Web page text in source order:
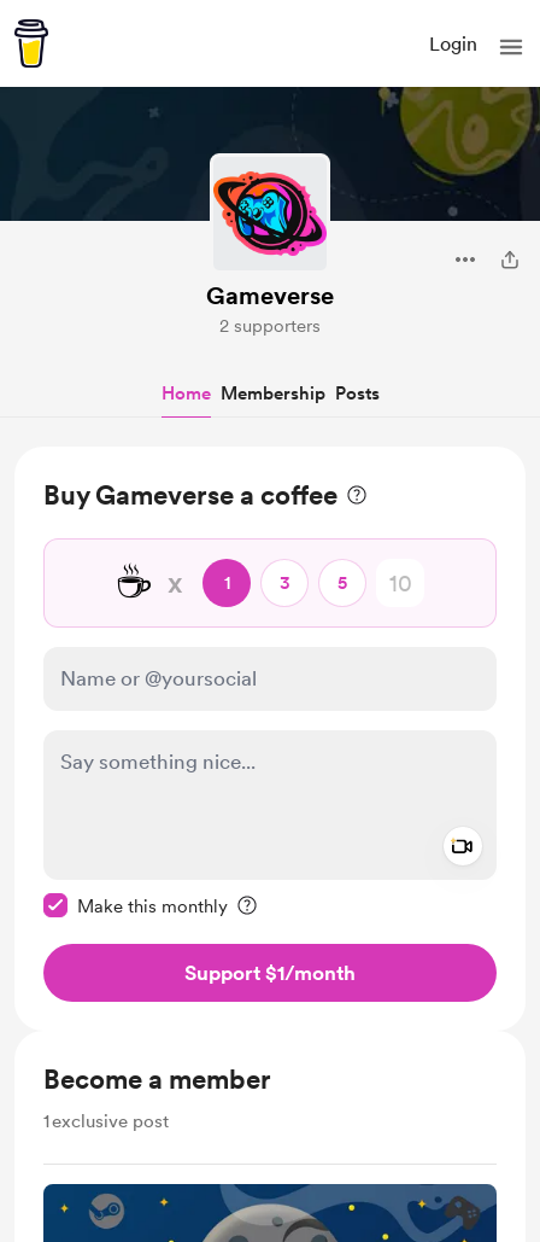
Login
Gameverse
2 supporters
Home Membership Posts
Buy Gameverse a coffee
☕ x 1 3 5
Make this monthly
Support $1/month
Become a member
1exclusive post